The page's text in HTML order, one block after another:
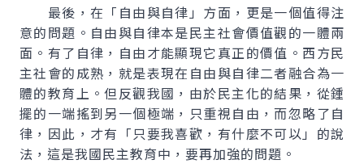
最後，在「自由與自律」方面，更是一個值得注
意的問題。自由與自律本是民主社會價值觀的一體兩
面。有了自律，自由才能顯現它真正的價值。西方民
主社會的成熟，就是表現在自由與自律二者融合為一
體的教育上。但反觀我國，由於民主化的結果，從鍾
擺的一端搖到另一個極端，只重視自由，而忽略了自
律，因此，才有「只要我喜歡，有什麼不可以」的說
法，這是我國民主教育中，要再加強的問題。